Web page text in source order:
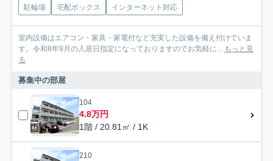
駐輪場 宅配ボックス インターネット対応
室内設備はエアコン・家具・家電付など充実した設備を備え付けていま
す。令和8年9月の入居日指定になっておりますのでお気軽に... もっと見
る
募集中の部屋
104
4.8万円
1階 / 20.81㎡ / 1K
210